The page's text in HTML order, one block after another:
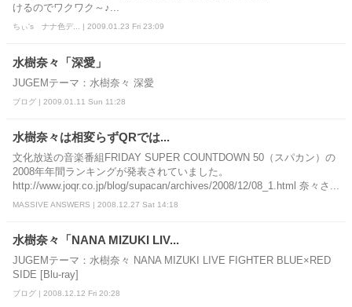
けるのでワクワク～♪...
ちぃ's ナナ色デ... | 2009.01.23 Fri 23:09
水樹奈々「深愛」
JUGEMテーマ：水樹奈々 深愛
ブログ | 2009.01.11 Sun 11:28
水樹奈々は相変らずQRでは...
文化放送の音楽番組FRIDAY SUPER COUNTDOWN 50（スパカン）の
2008年年間ランキングが発表されていました。
http://www.joqr.co.jp/blog/supacan/archives/2008/12/08_1.html 奈々さ...
MASSIVE ANSWERS | 2008.12.27 Sat 14:18
水樹奈々「NANA MIZUKI LIV...
JUGEMテーマ：水樹奈々 NANA MIZUKI LIVE FIGHTER BLUE×RED
SIDE [Blu-ray]
ブログ | 2008.12.12 Fri 20:28